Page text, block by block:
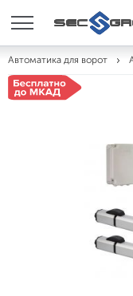
Автоматика для ворот